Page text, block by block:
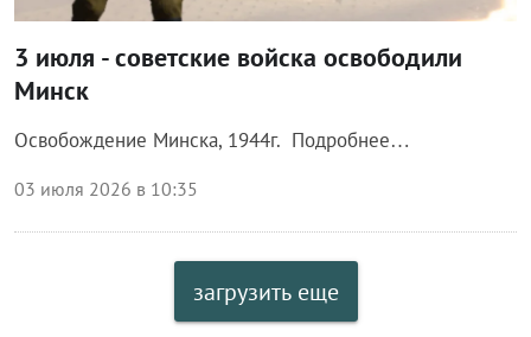
3 июля - советские войска освободили
Минск
Освобождение Минска, 1944г. Подробнее…
03 июля 2026 в 10:35
загрузить еще